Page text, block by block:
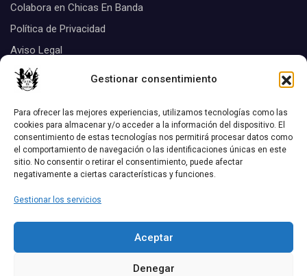
Gestionar consentimiento
Para ofrecer las mejores experiencias, utilizamos tecnologías como las
cookies para almacenar y/o acceder a la información del dispositivo. El
consentimiento de estas tecnologías nos permitirá procesar datos como
el comportamiento de navegación o las identificaciones únicas en este
sitio. No consentir o retirar el consentimiento, puede afectar
negativamente a ciertas características y funciones.
Gestionar los servicios
Aceptar
Denegar
Colabora en Chicas En Banda
Política de Privacidad
Aviso Legal
Suscribirse
Tags
Aquel disco Biografias chicas Listas
Discos
¿Te Acuerdas?